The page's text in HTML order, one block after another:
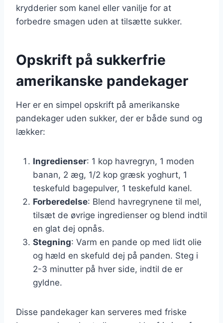
krydderier som kanel eller vanilje for at
forbedre smagen uden at tilsætte sukker.
Opskrift på sukkerfrie
amerikanske pandekager
Her er en simpel opskrift på amerikanske
pandekager uden sukker, der er både sund og
lækker:
Ingredienser: 1 kop havregryn, 1 moden
banan, 2 æg, 1/2 kop græsk yoghurt, 1
teskefuld bagepulver, 1 teskefuld kanel.
Forberedelse: Blend havregrynene til mel,
tilsæt de øvrige ingredienser og blend indtil
en glat dej opnås.
Stegning: Varm en pande op med lidt olie
og hæld en skefuld dej på panden. Steg i
2-3 minutter på hver side, indtil de er
gyldne.
Disse pandekager kan serveres med friske